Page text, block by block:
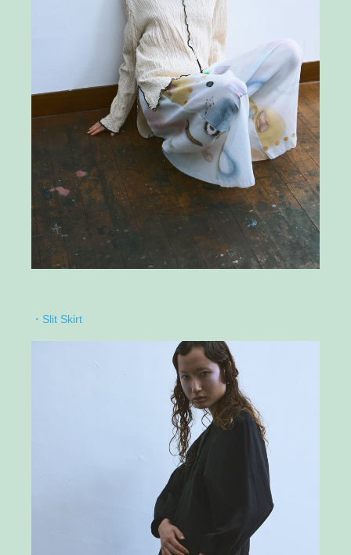
・Slit Skirt